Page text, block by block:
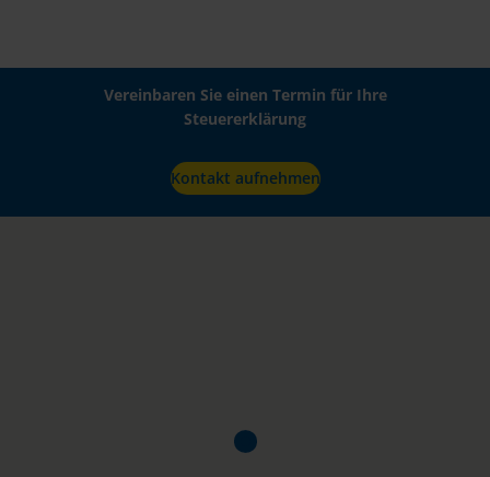
Vereinbaren Sie einen Termin für Ihre
Steuererklärung
Kontakt aufnehmen